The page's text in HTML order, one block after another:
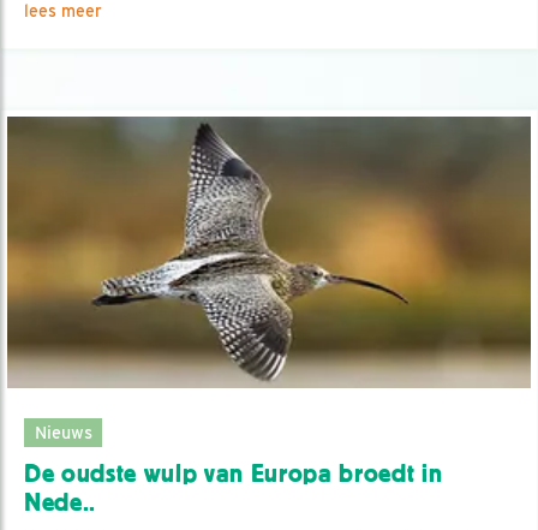
lees meer
Nieuws
De oudste wulp van Europa broedt in
Nede..